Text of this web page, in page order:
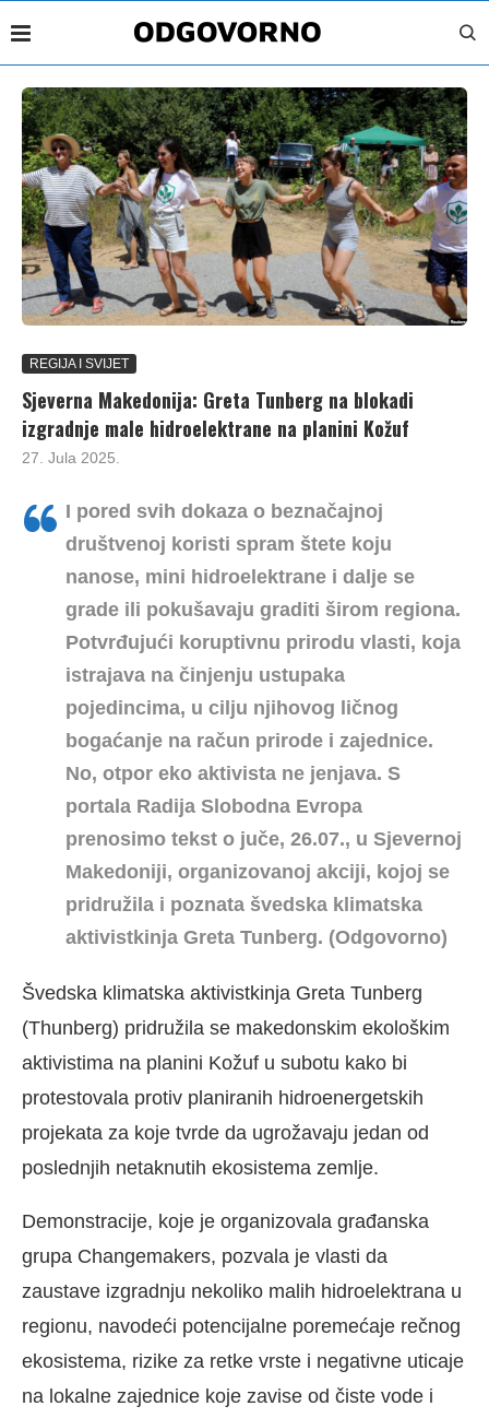
REGIJA I SVIJET
Sjeverna Makedonija: Greta Tunberg na blokadi
izgradnje male hidroelektrane na planini Kožuf
27. Jula 2025.
I pored svih dokaza o beznačajnoj
društvenoj koristi spram štete koju
nanose, mini hidroelektrane i dalje se
grade ili pokušavaju graditi širom regiona.
Potvrđujući koruptivnu prirodu vlasti, koja
istrajava na činjenju ustupaka
pojedincima, u cilju njihovog ličnog
bogaćanje na račun prirode i zajednice.
No, otpor eko aktivista ne jenjava. S
portala Radija Slobodna Evropa
prenosimo tekst o juče, 26.07., u Sjevernoj
Makedoniji, organizovanoj akciji, kojoj se
pridružila i poznata švedska klimatska
aktivistkinja Greta Tunberg. (Odgovorno)
Švedska klimatska aktivistkinja Greta Tunberg
(Thunberg) pridružila se makedonskim ekološkim
aktivistima na planini Kožuf u subotu kako bi
protestovala protiv planiranih hidroenergetskih
projekata za koje tvrde da ugrožavaju jedan od
poslednjih netaknutih ekosistema zemlje.
Demonstracije, koje je organizovala građanska
grupa Changemakers, pozvala je vlasti da
zaustave izgradnju nekoliko malih hidroelektrana u
regionu, navodeći potencijalne poremećaje rečnog
ekosistema, rizike za retke vrste i negativne uticaje
na lokalne zajednice koje zavise od čiste vode i